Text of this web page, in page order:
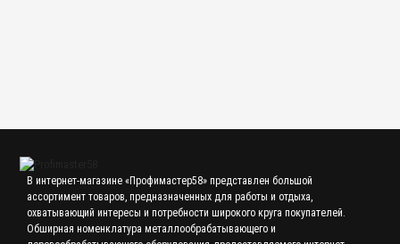
В интернет-магазине «Профимастер58» представлен большой
ассортимент товаров, предназначенных для работы и отдыха,
охватывающий интересы и потребности широкого круга покупателей.
Обширная номенклатура металлообрабатывающего и